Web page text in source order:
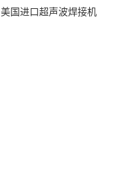
美国进口超声波焊接机